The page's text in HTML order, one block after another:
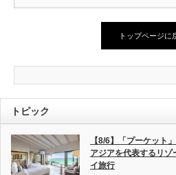
トップページに
トピック
【8/6】「プーケット
アジアを代表するリ
イ旅行